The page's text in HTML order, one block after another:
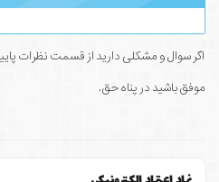
اگر سوال و مشکلی دارید از قسمت نظرات
موفق باشید در پناه حق.